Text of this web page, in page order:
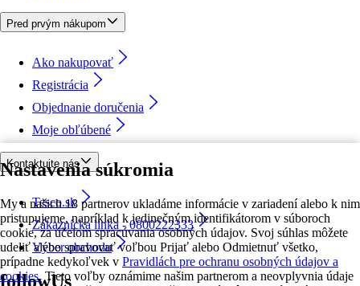
Nastavenia súkromia
My a našich 18 partnerov ukladáme informácie v zariadení alebo k nim
pristupujeme, napríklad k jedinečným identifikátorom v súboroch
cookie, za účelom spracúvania osobných údajov. Svoj súhlas môžete
udeliť alebo spravovať voľbou Prijať alebo Odmietnuť všetko,
prípadne kedykoľvek v Pravidlách pre ochranu osobných údajov a
cookies. Tieto voľby oznámime našim partnerom a neovplyvnia údaje
Pred prvým nákupom
Ako nakupovať
Registrácia
Objednanie doručenia
Moje obľúbené
Kontaktujte nás
Tesco.sk
Zákaznícka linka - 0800222333
Výber obchodu
followUs